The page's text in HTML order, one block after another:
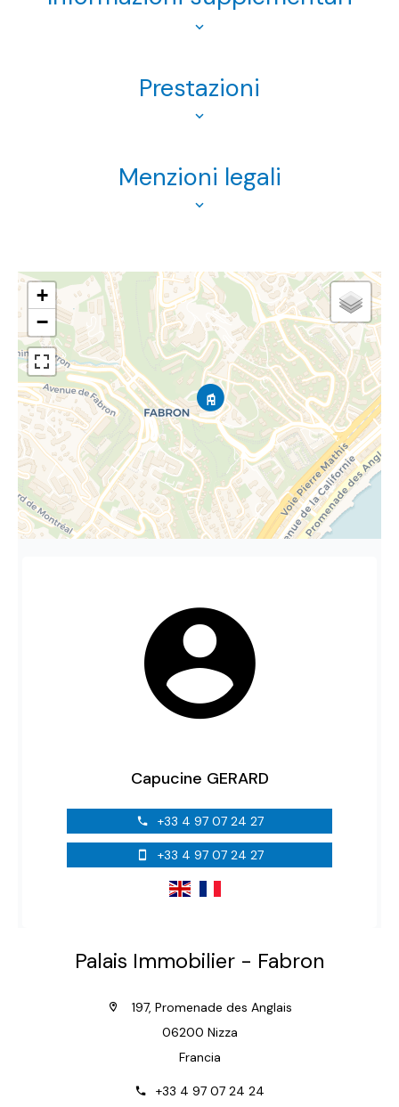
Prestazioni
Menzioni legali
+
−
Capucine GERARD
+33 4 97 07 24 27
+33 4 97 07 24 27
Palais Immobilier - Fabron
197, Promenade des Anglais
06200 Nizza
Francia
+33 4 97 07 24 24